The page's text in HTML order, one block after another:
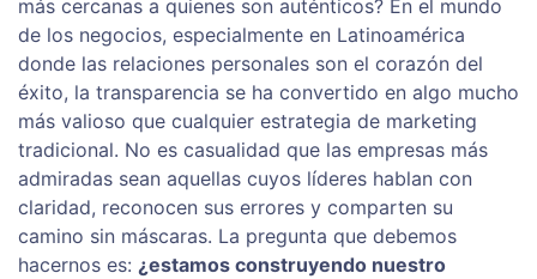
más cercanas a quienes son auténticos? En el mundo
de los negocios, especialmente en Latinoamérica
donde las relaciones personales son el corazón del
éxito, la transparencia se ha convertido en algo mucho
más valioso que cualquier estrategia de marketing
tradicional. No es casualidad que las empresas más
admiradas sean aquellas cuyos líderes hablan con
claridad, reconocen sus errores y comparten su
camino sin máscaras. La pregunta que debemos
hacernos es: ¿estamos construyendo nuestro